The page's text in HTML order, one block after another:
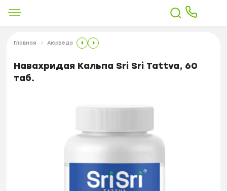
Главная Аюрведа
Навахридая Кальпа Sri Sri Tattva, 60
таб.